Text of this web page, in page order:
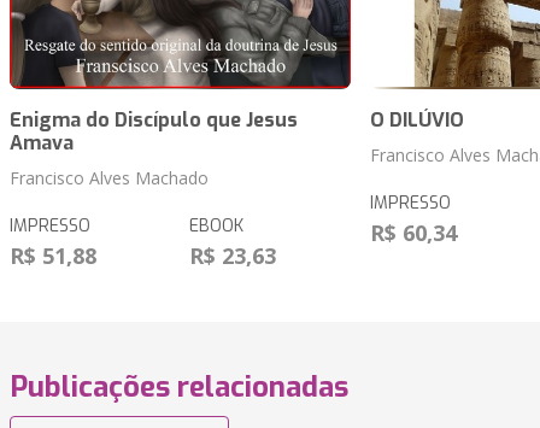
Enigma do Discípulo que Jesus
Amava
Francisco Alves Machado
IMPRESSO
R$ 51,88
EBOOK
R$ 23,63
O DILÚVIO
Francisco Alves
IMPRESSO
R$ 60,34
Publicações relacionadas